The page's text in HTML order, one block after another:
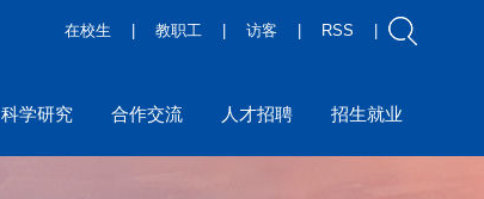
在校生 教职工 访客 RSS
科学研究 合作交流 人才招聘 招生就业